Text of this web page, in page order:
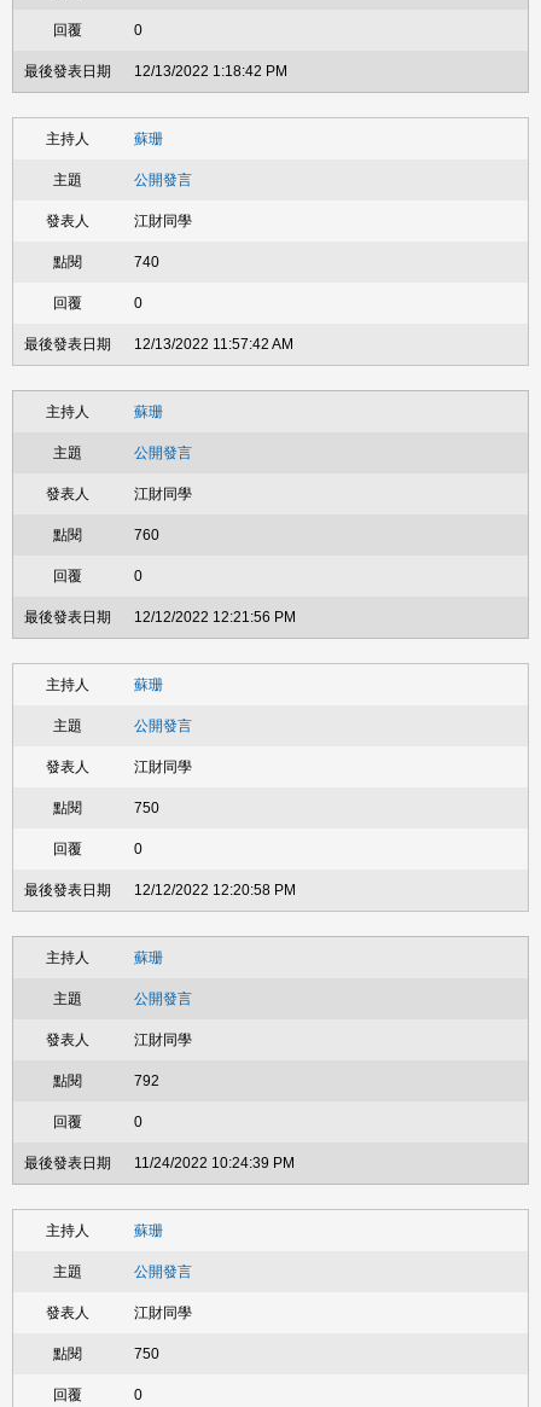
0
12/13/2022 1:18:42 PM
蘇珊
公開發言
江財同學
740
0
12/13/2022 11:57:42 AM
蘇珊
公開發言
江財同學
760
0
12/12/2022 12:21:56 PM
蘇珊
公開發言
江財同學
750
0
12/12/2022 12:20:58 PM
蘇珊
公開發言
江財同學
792
0
11/24/2022 10:24:39 PM
蘇珊
公開發言
江財同學
750
0